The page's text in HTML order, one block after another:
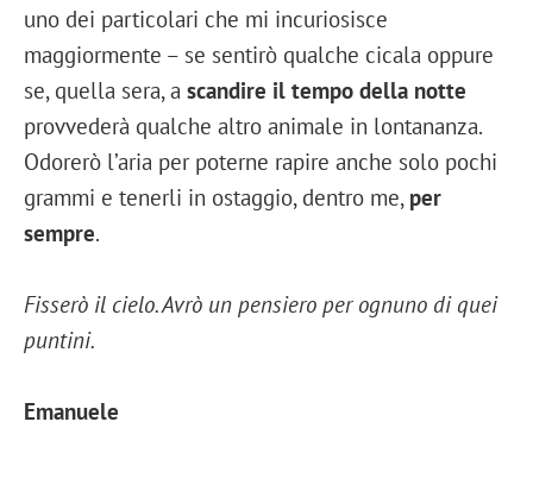
uno dei particolari che mi incuriosisce
maggiormente – se sentirò qualche cicala oppure
se, quella sera, a scandire il tempo della notte
provvederà qualche altro animale in lontananza.
Odorerò l’aria per poterne rapire anche solo pochi
grammi e tenerli in ostaggio, dentro me, per
sempre.
Fisserò il cielo. Avrò un pensiero per ognuno di quei
puntini.
Emanuele